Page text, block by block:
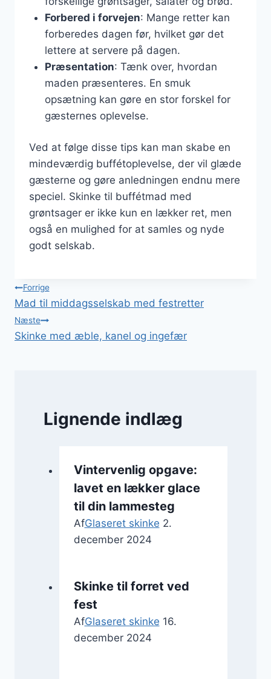
Forbered i forvejen: Mange retter kan
forberedes dagen før, hvilket gør det
lettere at servere på dagen.
Præsentation: Tænk over, hvordan
maden præsenteres. En smuk
opsætning kan gøre en stor forskel for
gæsternes oplevelse.
Ved at følge disse tips kan man skabe en
mindeværdig buffétoplevelse, der vil glæde
gæsterne og gøre anledningen endnu mere
speciel. Skinke til buffétmad med
grøntsager er ikke kun en lækker ret, men
også en mulighed for at samles og nyde
godt selskab.
Indlægsnavigation
Forrige
Mad til middagsselskab med festretter
Næste
Skinke med æble, kanel og ingefær
Lignende indlæg
Vintervenlig opgave:
lavet en lækker glace
til din lammesteg
AfGlaseret skinke 2.
december 2024
Skinke til forret ved
fest
AfGlaseret skinke 16.
december 2024